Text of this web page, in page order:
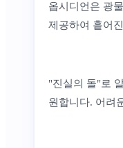
옵시디언은 광
제공하여 흩어
"진실의 돌"로
원합니다. 어려